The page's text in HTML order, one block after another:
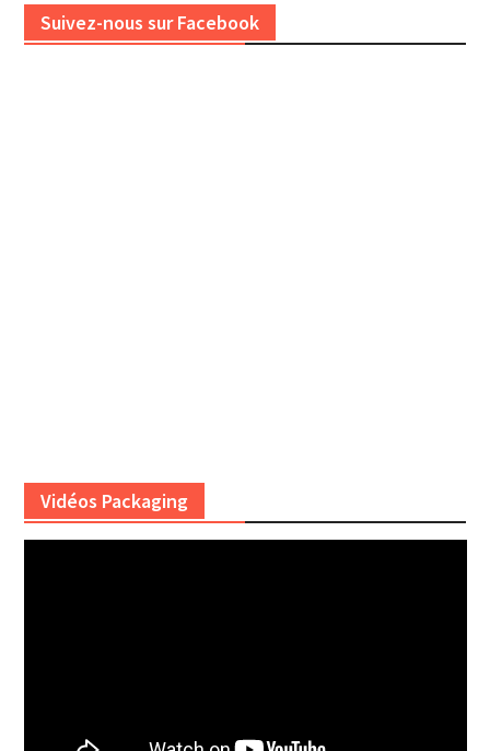
Suivez-nous sur Facebook
Vidéos Packaging